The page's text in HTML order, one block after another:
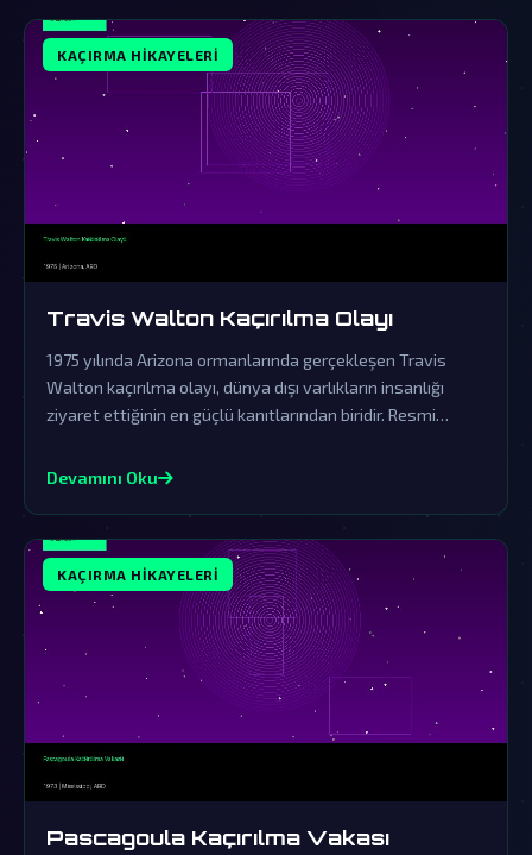
KAÇIRMA HIKAYELERI
Travis Walton Kaçırılma Olayı
1975 yılında Arizona ormanlarında gerçekleşen Travis
Walton kaçırılma olayı, dünya dışı varlıkların insanlığı
ziyaret ettiğinin en güçlü kanıtlarından biridir. Resmi
gizlemek için yapılmıştır.
Devamını Oku
KAÇIRMA HIKAYELERI
Pascagoula Kaçırılma Vakası